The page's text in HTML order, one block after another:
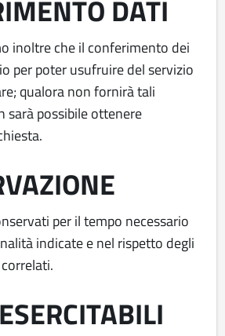
DATI
inoltre che il conferimento dei
per poter usufruire del servizio
qualora non fornirà tali
sarà possibile ottenere
per il tempo necessario
indicate e nel rispetto degli